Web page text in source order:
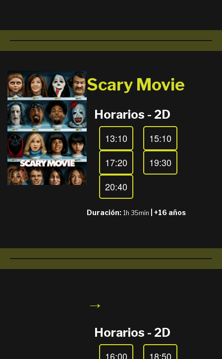
Scary Movie
Horarios - 2D
13:10
15:10
17:20
19:30
20:40
Duración: 1h 35min | +16 años
→
Horarios - 2D
16:00 18:50